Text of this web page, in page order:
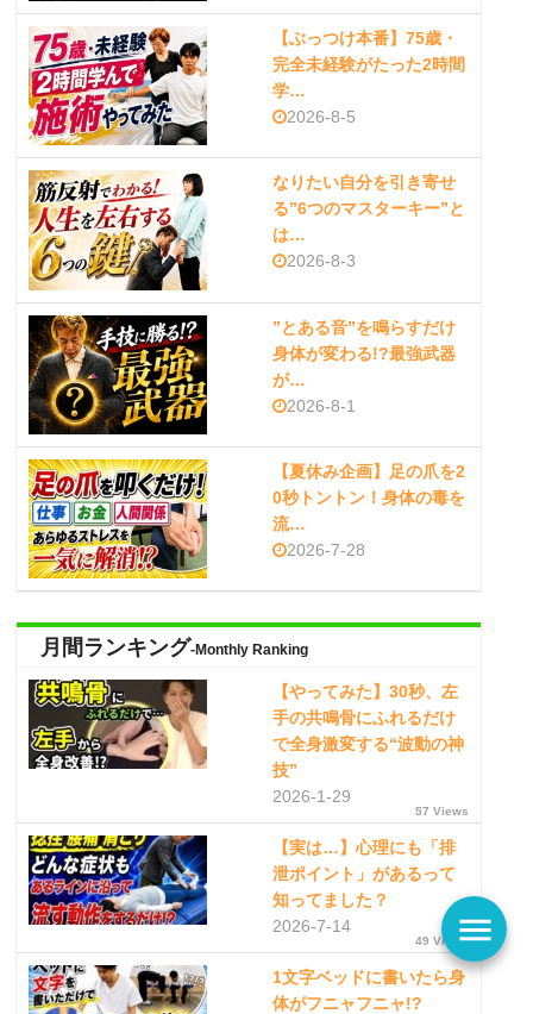
【ぶっつけ本番】75歳・
完全未経験がたった2時間
学…
2026-8-5
なりたい自分を引き寄せ
る”6つのマスターキー”と
は…
2026-8-3
”とある音”を鳴らすだけ
身体が変わる!?最強武器
が…
2026-8-1
【夏休み企画】足の爪を2
0秒トントン！身体の毒を
流…
2026-7-28
月間ランキング-Monthly Ranking
【やってみた】30秒、左
手の共鳴骨にふれるだけ
で全身激変する“波動の神
技”
2026-1-29
57 Views
【実は…】心理にも「排
泄ポイント」があるって
知ってました？
2026-7-14
49 Views
1文字ベッドに書いたら身
体がフニャフニャ!?
menu